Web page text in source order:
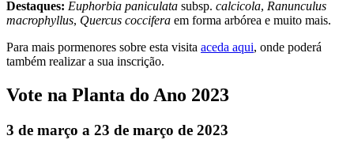
Destaques: Euphorbia paniculata subsp. calcicola, Ranunculus
macrophyllus, Quercus coccifera em forma arbórea e muito mais.
Para mais pormenores sobre esta visita aceda aqui, onde poderá
também realizar a sua inscrição.
Vote na Planta do Ano 2023
3 de março a 23 de março de 2023